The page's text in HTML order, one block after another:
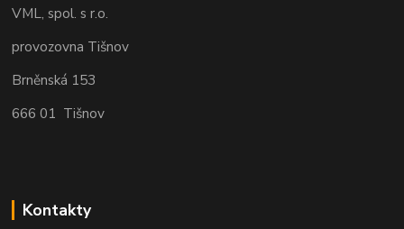
VML, spol. s r.o.
provozovna Tišnov
Brněnská 153
666 01 Tišnov
Kontakty